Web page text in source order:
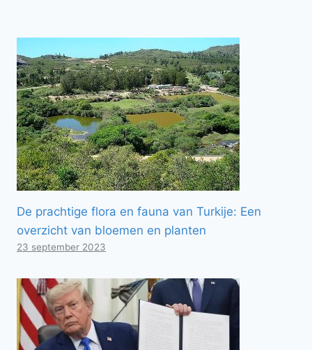
De prachtige flora en fauna van Turkije: Een
overzicht van bloemen en planten
23 september 2023